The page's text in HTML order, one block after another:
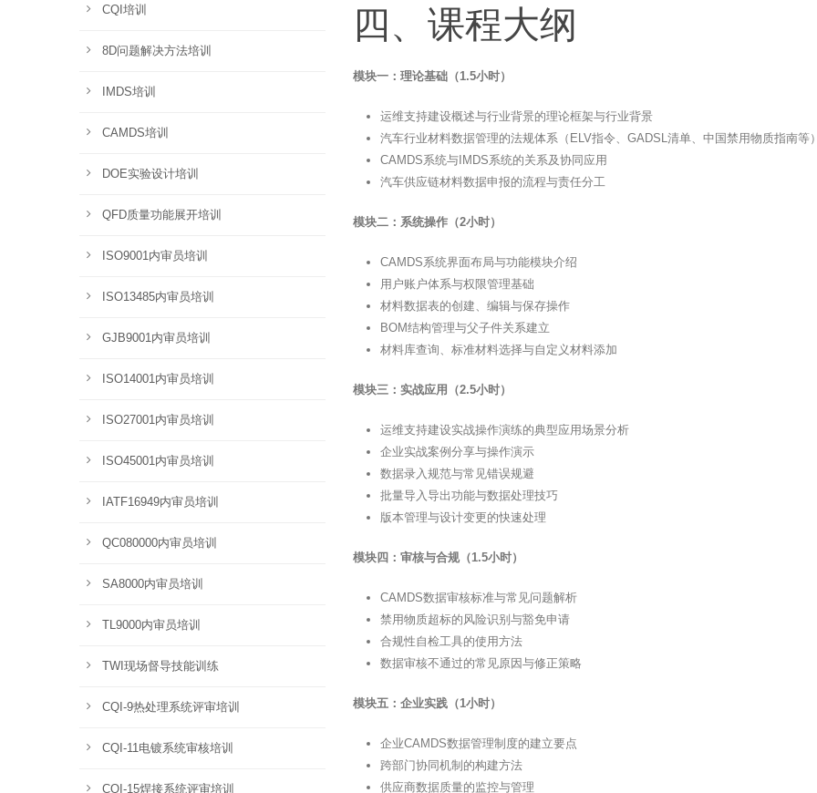
四、课程大纲
模块一：理论基础（1.5小时）
运维支持建设概述与行业背景的理论框架与行业背景
汽车行业材料数据管理的法规体系（ELV指令、GADSL清单、中国禁用物质指南等）
CAMDS系统与IMDS系统的关系及协同应用
汽车供应链材料数据申报的流程与责任分工
模块二：系统操作（2小时）
CAMDS系统界面布局与功能模块介绍
用户账户体系与权限管理基础
材料数据表的创建、编辑与保存操作
BOM结构管理与父子件关系建立
材料库查询、标准材料选择与自定义材料添加
模块三：实战应用（2.5小时）
运维支持建设实战操作演练的典型应用场景分析
企业实战案例分享与操作演示
数据录入规范与常见错误规避
批量导入导出功能与数据处理技巧
版本管理与设计变更的快速处理
模块四：审核与合规（1.5小时）
CAMDS数据审核标准与常见问题解析
禁用物质超标的风险识别与豁免申请
合规性自检工具的使用方法
数据审核不通过的常见原因与修正策略
模块五：企业实践（1小时）
企业CAMDS数据管理制度的建立要点
跨部门协同机制的构建方法
供应商数据质量的监控与管理
CQI培训
8D问题解决方法培训
IMDS培训
CAMDS培训
DOE实验设计培训
QFD质量功能展开培训
ISO9001内审员培训
ISO13485内审员培训
GJB9001内审员培训
ISO14001内审员培训
ISO27001内审员培训
ISO45001内审员培训
IATF16949内审员培训
QC080000内审员培训
SA8000内审员培训
TL9000内审员培训
TWI现场督导技能训练
CQI-9热处理系统评审培训
CQI-11电镀系统审核培训
CQI-15焊接系统评审培训